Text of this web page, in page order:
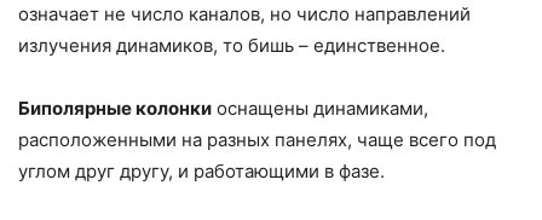
означает не число каналов, но число направлений
излучения динамиков, то бишь – единственное.
Биполярные колонки оснащены динамиками,
расположенными на разных панелях, чаще всего под
углом друг другу, и работающими в фазе.